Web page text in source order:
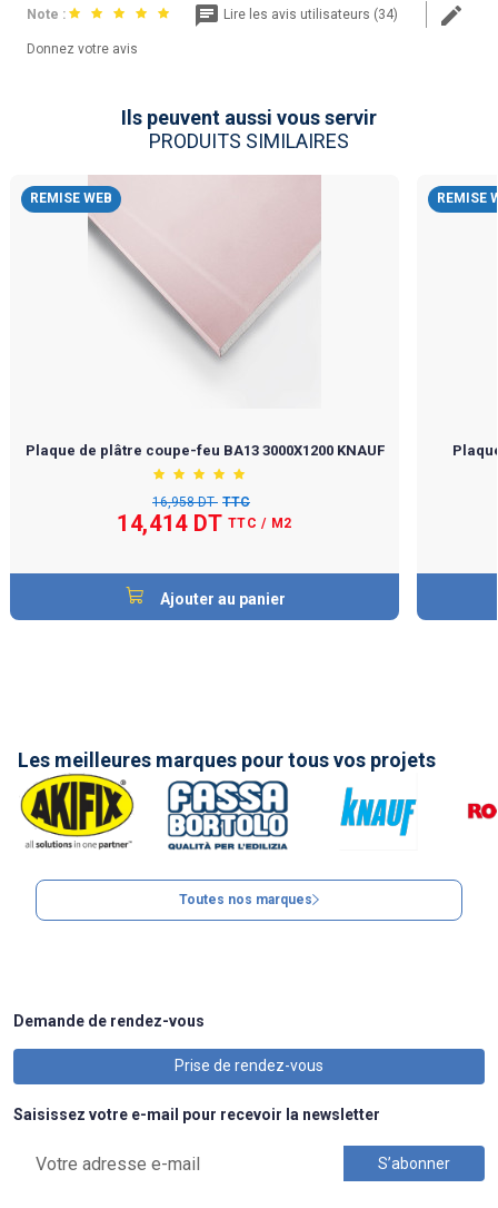
Note : Lire les avis utilisateurs (34)
Donnez votre avis
Ils peuvent aussi vous servir
PRODUITS SIMILAIRES
REMISE WEB
Plaque de plâtre coupe-feu BA13 3000X1200 KNAUF
16,958 DT TTC
14,414 DT TTC / M2
Ajouter au panier
REMISE
Les meilleures marques pour tous vos projets
Toutes nos marques
Demande de rendez-vous
Prise de rendez-vous
Saisissez votre e-mail pour recevoir la newsletter